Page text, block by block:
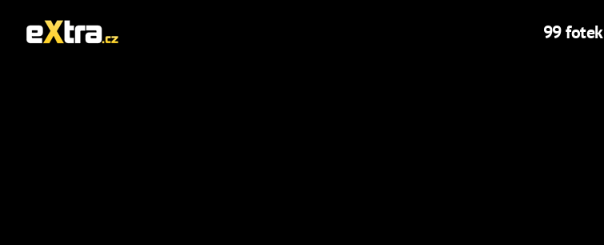
99 fotek